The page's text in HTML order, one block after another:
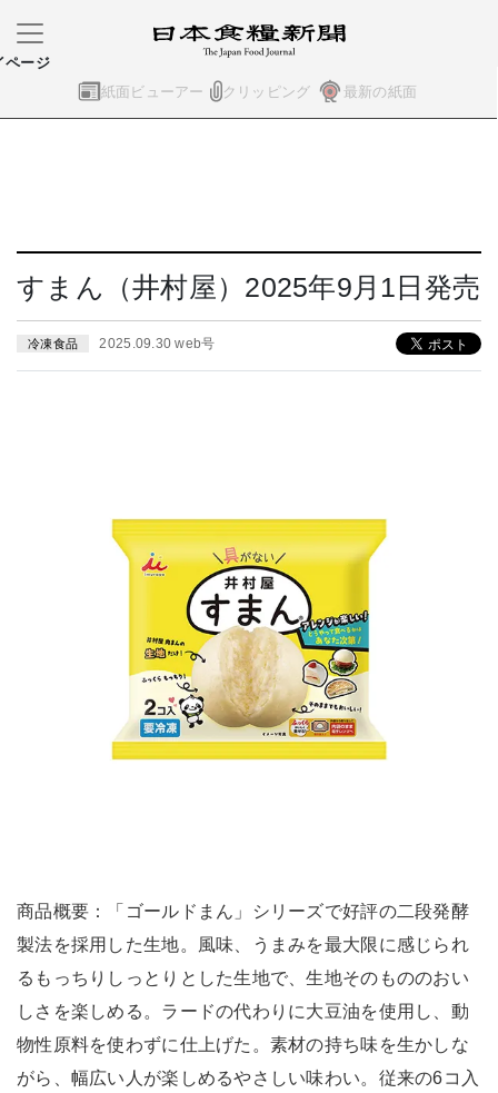
紙面ビューアー クリッピング 最新の紙面
ページ
すまん（井村屋）2025年9月1日発売
冷凍食品 2025.09.30 web号
商品概要：「ゴールドまん」シリーズで好評の二段発酵
製法を採用した生地。風味、うまみを最大限に感じられ
るもっちりしっとりとした生地で、生地そのもののおい
しさを楽しめる。ラードの代わりに大豆油を使用し、動
物性原料を使わずに仕上げた。素材の持ち味を生かしな
がら、幅広い人が楽しめるやさしい味わい。従来の6コ入